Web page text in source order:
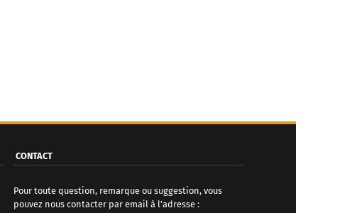
CONTACT
Pour toute question, remarque ou suggestion, vous
pouvez nous contacter par email à l'adresse :